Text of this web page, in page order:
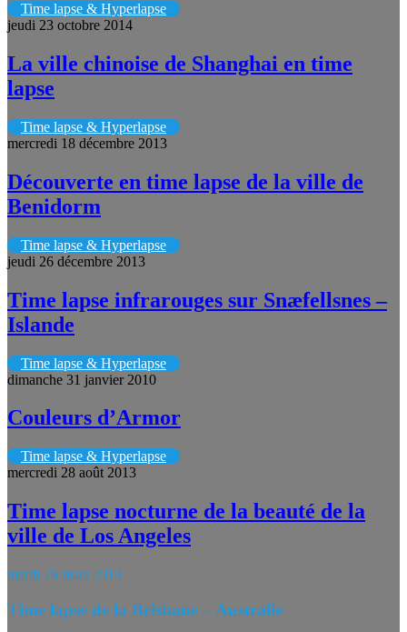
Time lapse & Hyperlapse
jeudi 23 octobre 2014
La ville chinoise de Shanghai en time
lapse
Time lapse & Hyperlapse
mercredi 18 décembre 2013
Découverte en time lapse de la ville de
Benidorm
Time lapse & Hyperlapse
jeudi 26 décembre 2013
Time lapse infrarouges sur Snæfellsnes –
Islande
Time lapse & Hyperlapse
dimanche 31 janvier 2010
Couleurs d’Armor
Time lapse & Hyperlapse
mercredi 28 août 2013
Time lapse nocturne de la beauté de la
ville de Los Angeles
mardi 26 mars 2013
Time lapse de la Brisbane – Australie